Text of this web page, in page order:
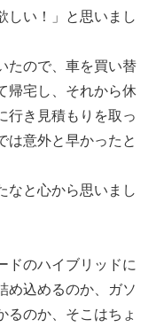
しい！」と思いまし
たので、車を買い替
帰宅し、それから休
行き見積もりを取っ
は意外と早かったと
なと心から思いまし
ドのハイブリッドに
め込めるのか、ガソ
るのか、そこはちょ